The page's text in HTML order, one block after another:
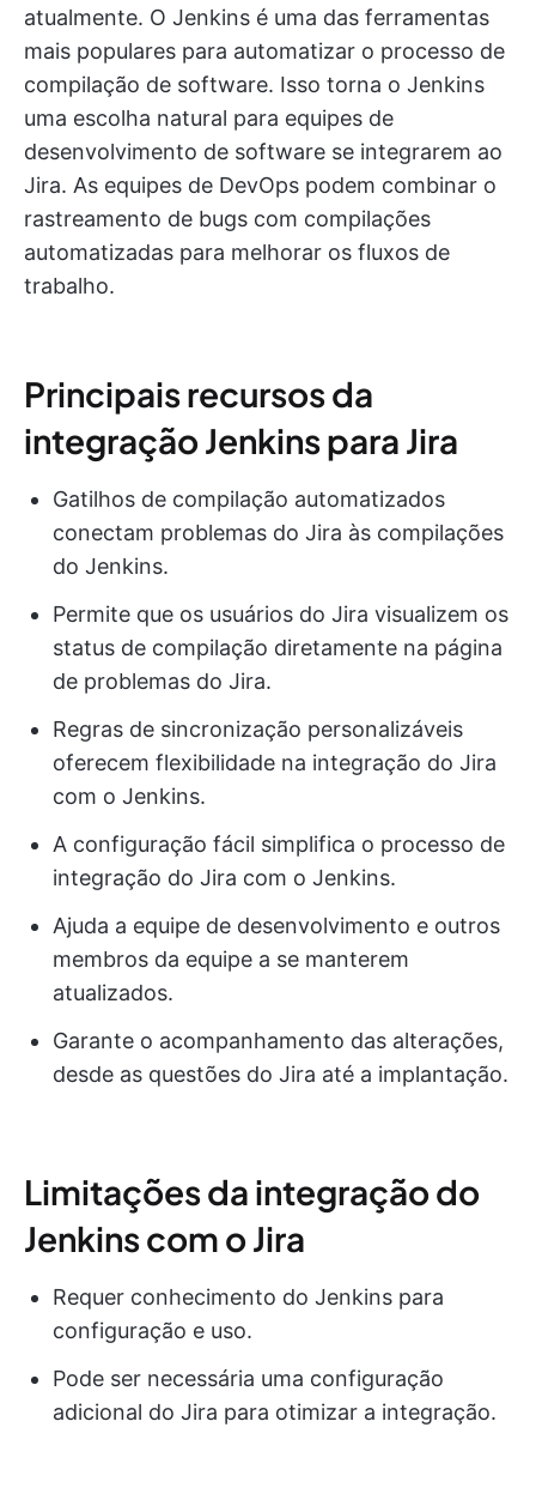
atualmente. O Jenkins é uma das ferramentas
mais populares para automatizar o processo de
compilação de software. Isso torna o Jenkins
uma escolha natural para equipes de
desenvolvimento de software se integrarem ao
Jira. As equipes de DevOps podem combinar o
rastreamento de bugs com compilações
automatizadas para melhorar os fluxos de
trabalho.
Principais recursos da
integração Jenkins para Jira
Gatilhos de compilação automatizados
conectam problemas do Jira às compilações
do Jenkins.
Permite que os usuários do Jira visualizem os
status de compilação diretamente na página
de problemas do Jira.
Regras de sincronização personalizáveis
oferecem flexibilidade na integração do Jira
com o Jenkins.
A configuração fácil simplifica o processo de
integração do Jira com o Jenkins.
Ajuda a equipe de desenvolvimento e outros
membros da equipe a se manterem
atualizados.
Garante o acompanhamento das alterações,
desde as questões do Jira até a implantação.
Limitações da integração do
Jenkins com o Jira
Requer conhecimento do Jenkins para
configuração e uso.
Pode ser necessária uma configuração
adicional do Jira para otimizar a integração.